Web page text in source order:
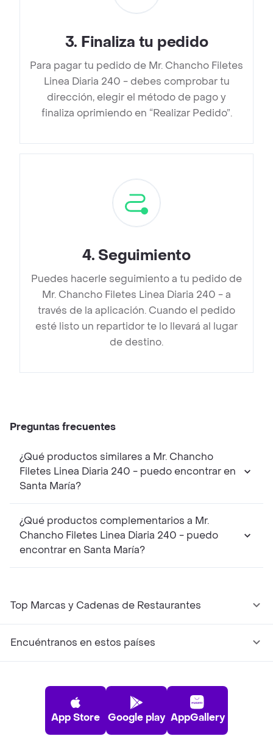
3. Finaliza tu pedido
Para pagar tu pedido de Mr. Chancho Filetes
Linea Diaria 240 - debes comprobar tu
dirección, elegir el método de pago y
finaliza oprimiendo en “Realizar Pedido”.
4. Seguimiento
Puedes hacerle seguimiento a tu pedido de
Mr. Chancho Filetes Linea Diaria 240 - a
través de la aplicación. Cuando el pedido
esté listo un repartidor te lo llevará al lugar
de destino.
Preguntas frecuentes
¿Qué productos similares a Mr. Chancho
Filetes Linea Diaria 240 - puedo encontrar en
Santa María?
¿Qué productos complementarios a Mr.
Chancho Filetes Linea Diaria 240 - puedo
encontrar en Santa María?
Top Marcas y Cadenas de Restaurantes
Encuéntranos en estos países
App Store Google play AppGallery